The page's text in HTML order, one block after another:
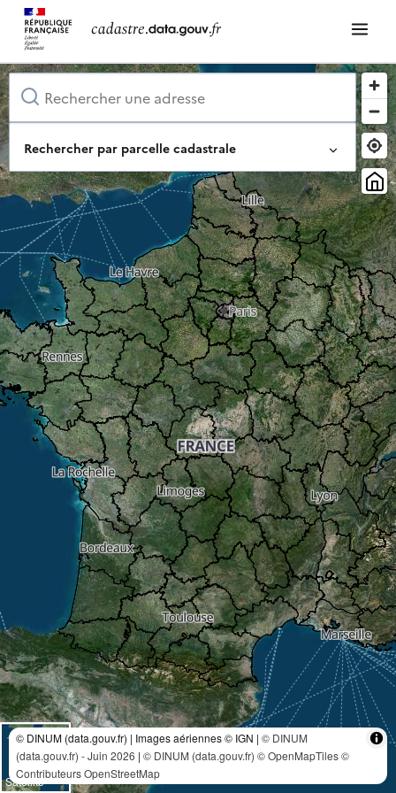
Rechercher par parcelle cadastrale
Identifiant complet de la parcelle
Ou composez-le pas à pas
Département
© DINUM (data.gouv.fr) | Images aériennes © IGN | © DINUM
(data.gouv.fr) - Juin 2026 | © DINUM (data.gouv.fr) © OpenMapTiles©
Contributeurs OpenStreetMap
Satellite